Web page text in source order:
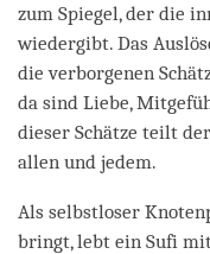
zum Spiegel, der die
wiedergibt. Das
die verborgenen
da sind Liebe,
dieser Schätze teilt
allen und jedem.
Als selbstloser
bringt, lebt ein Sufi